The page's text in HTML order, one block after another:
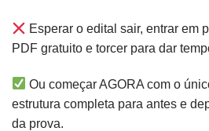
Esperar o edital sair, entrar em
PDF gratuito e torcer para dar
Ou começar AGORA com o
estrutura completa para antes e
da prova.